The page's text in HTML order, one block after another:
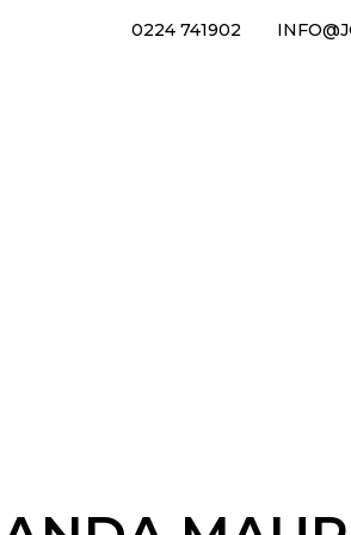
0224 741902